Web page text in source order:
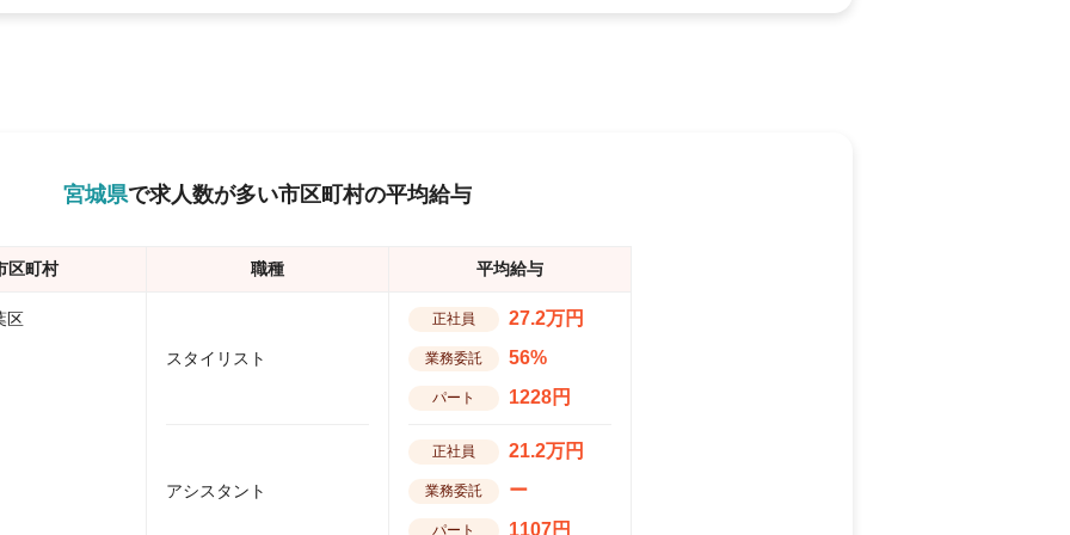
宮城県で求人数が多い市区町村の平均給与
区町村 職種 平均給与
区
スタイリスト
正社員 27.2万円
業務委託 56%
パート 1228円
アシスタント
正社員 21.2万円
業務委託 ー
パート 1107円